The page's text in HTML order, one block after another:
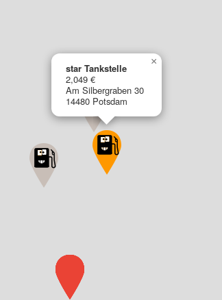
star Tankstelle
2,049 €
Am Silbergraben 30
14480 Potsdam
×